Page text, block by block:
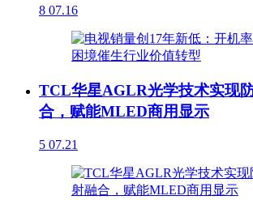
8 07.16
TCL华星AGLR光学技术实现
合，赋能MLED商用显示
5 07.21